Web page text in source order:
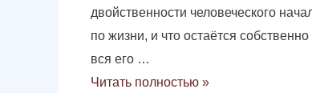
двойственности человеческого
по жизни, и что остаётся
вся его …
Читать полностью »